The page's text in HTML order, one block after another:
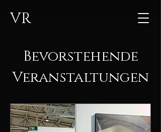
VR
Bevorstehende
Veranstaltungen